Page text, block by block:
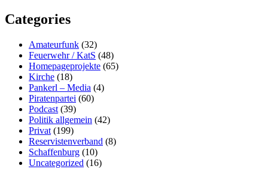
Categories
Amateurfunk (32)
Feuerwehr / KatS (48)
Homepageprojekte (65)
Kirche (18)
Pankerl – Media (4)
Piratenpartei (60)
Podcast (39)
Politik allgemein (42)
Privat (199)
Reservistenverband (8)
Schaffenburg (10)
Uncategorized (16)